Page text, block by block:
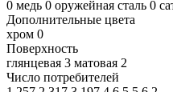
0 медь 0 оружейная сталь 0
Дополнительные цвета
хром 0
Поверхность
глянцевая 3 матовая 2
Число потребителей